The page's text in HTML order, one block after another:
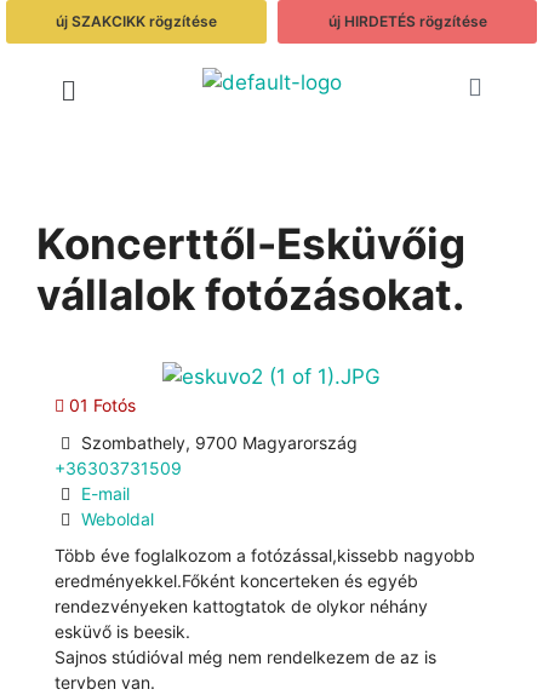
új SZAKCIKK rögzítése új HIRDETÉS rögzítése
Koncerttől-Esküvőig
vállalok fotózásokat.
01 Fotós
Szombathely, 9700 Magyarország
+36303731509
E-mail
Weboldal
Több éve foglalkozom a fotózással,kissebb nagyobb
eredményekkel.Főként koncerteken és egyéb
rendezvényeken kattogtatok de olykor néhány
esküvő is beesik.
Sajnos stúdióval még nem rendelkezem de az is
tervben van.